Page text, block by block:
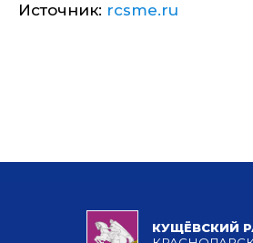
Источник: rcsme.ru
КУЩЁВСКИЙ